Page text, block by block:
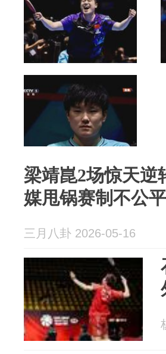
梁靖崑2场惊天逆
媒甩锅赛制不公平
三月八卦 2026-05-16